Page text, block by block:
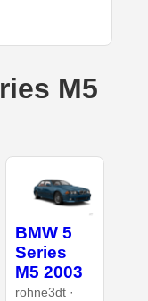
M5
BMW 5
Series
M5 2003
rohne3dt ·